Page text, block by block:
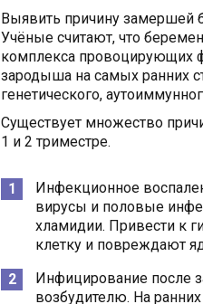
Выявить причину замершей
Учёные считают, что
комплекса провоцирующих
зародыша на самых ранних
генетического,
Существует множество
1 и 2 триместре.
Инфекционное
вирусы и половые
хламидии. Привести к
клетку и повреждают
Инфицирование после
возбудителю. На